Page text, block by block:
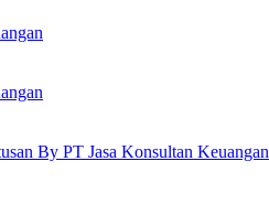
By PT Jasa Konsultan Keuangan